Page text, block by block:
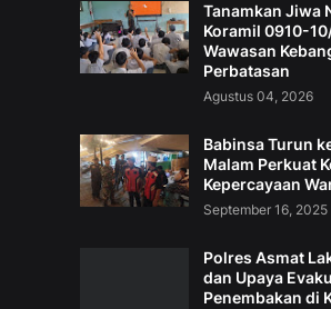
Tanamkan Jiwa
Koramil 0910-
Wawasan
Perbatasan
Agustus 04, 2026
Babinsa Turun
Malam Perkuat
Kepercayaan
September 16, 2025
Polres Asmat
dan Upaya
Penembakan di